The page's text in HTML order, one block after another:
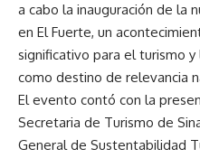
a cabo la inauguración de la
en El Fuerte, un
significativo para el turismo
como destino de relevancia
El evento contó con la
Secretaria de Turismo de
General de Sustentabilidad